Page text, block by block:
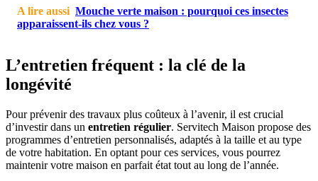
A lire aussi Mouche verte maison : pourquoi ces insectes
apparaissent-ils chez vous ?
L’entretien fréquent : la clé de la
longévité
Pour prévenir des travaux plus coûteux à l’avenir, il est crucial
d’investir dans un entretien régulier. Servitech Maison propose des
programmes d’entretien personnalisés, adaptés à la taille et au type
de votre habitation. En optant pour ces services, vous pourrez
maintenir votre maison en parfait état tout au long de l’année.